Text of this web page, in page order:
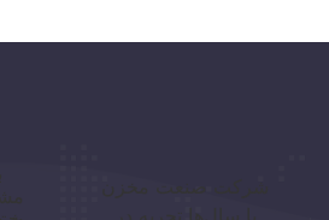
با سال‌ها تجربه در